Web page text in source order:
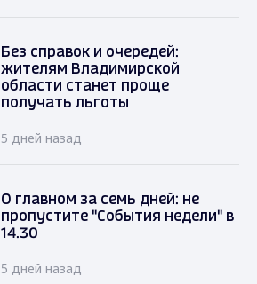
Без справок и очередей:
жителям Владимирской
области станет проще
получать льготы
5 дней назад
О главном за семь дней: не
пропустите "События недели" в
14.30
5 дней назад